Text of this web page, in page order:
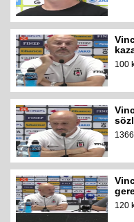
100
120